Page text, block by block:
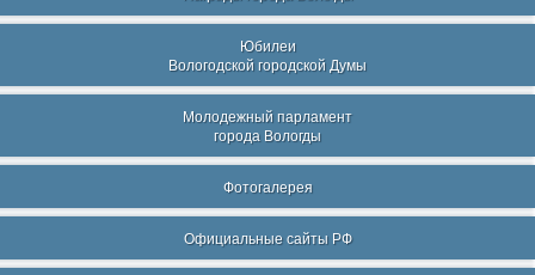
Юбилеи
Вологодской городской Думы
Молодежный парламент
города Вологды
Фотогалерея
Официальные сайты РФ